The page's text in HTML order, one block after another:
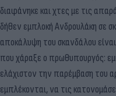
διαφάνηκε και χτες με τις
δήθεν εμπλοκή Ανδρουλάκη σε
αποκάλυψη του σκανδάλου
που χάραξε ο πρωθυπουργός:
ελάχιστον την παρέμβαση του
εμπλέκονται, να τις